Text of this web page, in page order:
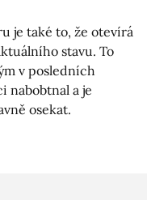
je také to, že otevírá
stavu. To
v posledních
nabobtnal a je
osekat.